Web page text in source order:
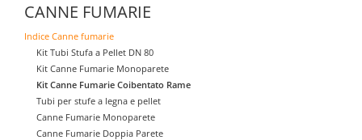
CANNE FUMARIE
Indice Canne fumarie
Kit Tubi Stufa a Pellet DN 80
Kit Canne Fumarie Monoparete
Kit Canne Fumarie Coibentato Rame
Tubi per stufe a legna e pellet
Canne Fumarie Monoparete
Canne Fumarie Doppia Parete